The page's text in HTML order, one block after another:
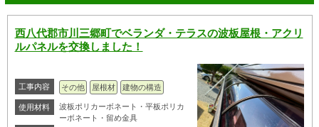
西八代郡市川三郷町でベランダ・テラスの波板屋根・アクリ
ルパネルを交換しました！
工事内容 その他 屋根材 建物の構造
使用材料
波板ポリカーボネート・平板ポリカ
ーボネート・留め金具